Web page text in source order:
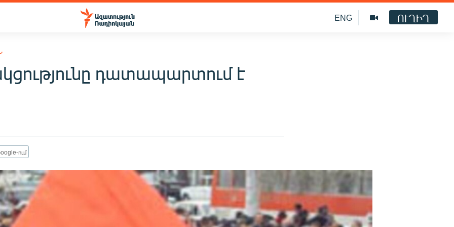
ENG ՈՒՂԻՂ
դատապարտում է
ում